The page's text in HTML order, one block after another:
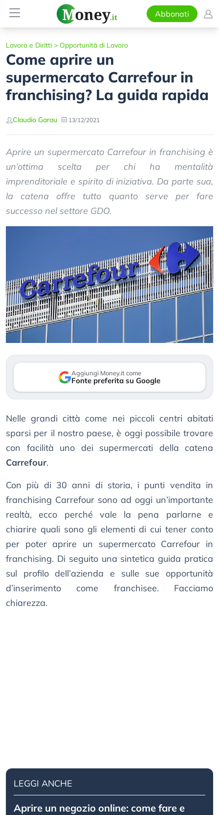
Abbonati
Lavoro e Diritti > Opportunità di Lavoro
Come aprire un
supermercato Carrefour in
franchising? La guida rapida
Claudio Garau 13/12/2021
Aprire un supermercato Carrefour in franchising è
un’ottima scelta per chi ha mentalità
imprenditoriale e spirito di iniziativa. Da parte sua,
la catena offre tutto quanto serve per fare
successo nel settore GDO.
Aggiungi Money.it come
Fonte preferita su Google
Nelle grandi città come nei piccoli centri abitati
sparsi per il nostro paese, è oggi possibile trovare
con facilità uno dei supermercati della catena
Carrefour.
Con più di 30 anni di storia, i punti vendita in
franchising Carrefour sono ad oggi un’importante
realtà, ecco perché vale la pena parlarne e
chiarire quali sono gli elementi di cui tener conto
per poter aprire un supermercato Carrefour in
franchising. Di seguito una sintetica guida pratica
sul profilo dell’azienda e sulle sue opportunità
d’inserimento come franchisee. Facciamo
chiarezza.
LEGGI ANCHE
Aprire un negozio online: come fare e